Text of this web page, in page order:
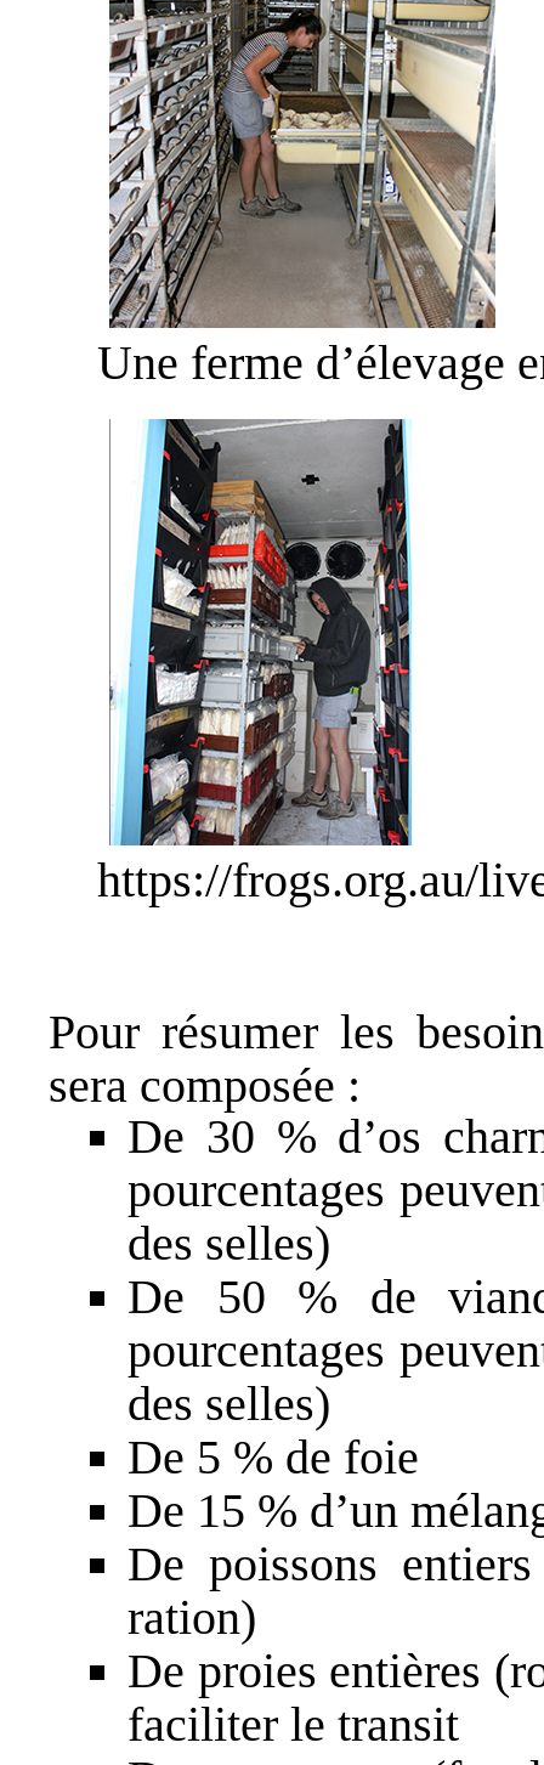
Une ferme d’élevage
https://frogs.org.au/
Pour résumer les
sera composée :
De 30 % d’os
pourcentages
des selles)
De 50 % de
pourcentages
des selles)
De 5 % de foie
De 15 % d’un
De poissons
ration)
De proies entières
faciliter le transit